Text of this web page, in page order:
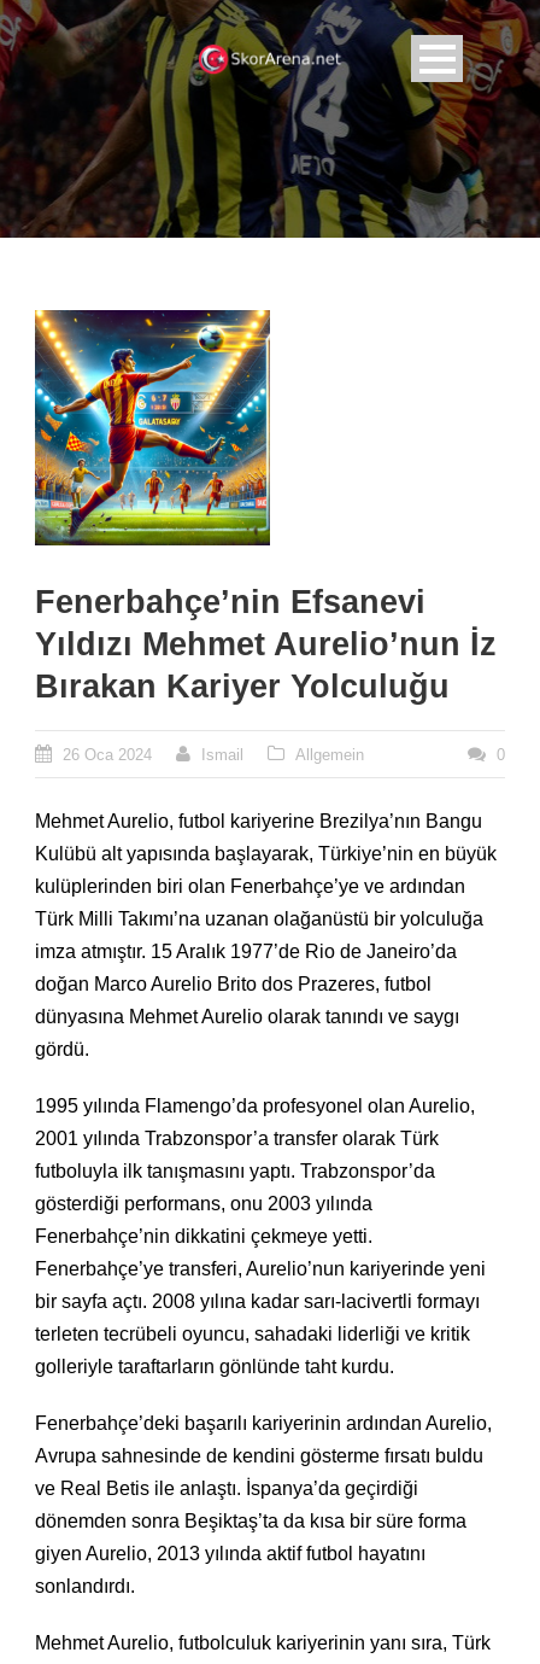
Fenerbahçe’nin Efsanevi
Yıldızı Mehmet Aurelio’nun İz
Bırakan Kariyer Yolculuğu
26 Oca 2024 Ismail Allgemein 0
Mehmet Aurelio, futbol kariyerine Brezilya’nın Bangu
Kulübü alt yapısında başlayarak, Türkiye’nin en büyük
kulüplerinden biri olan Fenerbahçe’ye ve ardından
Türk Milli Takımı’na uzanan olağanüstü bir yolculuğa
imza atmıştır. 15 Aralık 1977’de Rio de Janeiro’da
doğan Marco Aurelio Brito dos Prazeres, futbol
dünyasına Mehmet Aurelio olarak tanındı ve saygı
gördü.
1995 yılında Flamengo’da profesyonel olan Aurelio,
2001 yılında Trabzonspor’a transfer olarak Türk
futboluyla ilk tanışmasını yaptı. Trabzonspor’da
gösterdiği performans, onu 2003 yılında
Fenerbahçe’nin dikkatini çekmeye yetti.
Fenerbahçe’ye transferi, Aurelio’nun kariyerinde yeni
bir sayfa açtı. 2008 yılına kadar sarı-lacivertli formayı
terleten tecrübeli oyuncu, sahadaki liderliği ve kritik
golleriyle taraftarların gönlünde taht kurdu.
Fenerbahçe’deki başarılı kariyerinin ardından Aurelio,
Avrupa sahnesinde de kendini gösterme fırsatı buldu
ve Real Betis ile anlaştı. İspanya’da geçirdiği
dönemden sonra Beşiktaş’ta da kısa bir süre forma
giyen Aurelio, 2013 yılında aktif futbol hayatını
sonlandırdı.
Mehmet Aurelio, futbolculuk kariyerinin yanı sıra, Türk